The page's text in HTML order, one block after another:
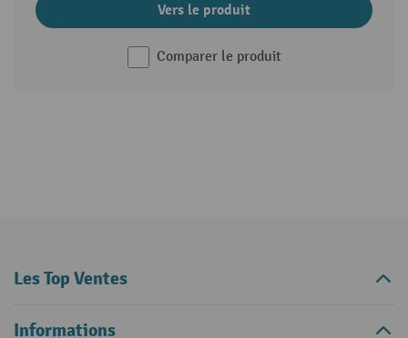
Vers le produit
Comparer le produit
Les Top Ventes
Informations